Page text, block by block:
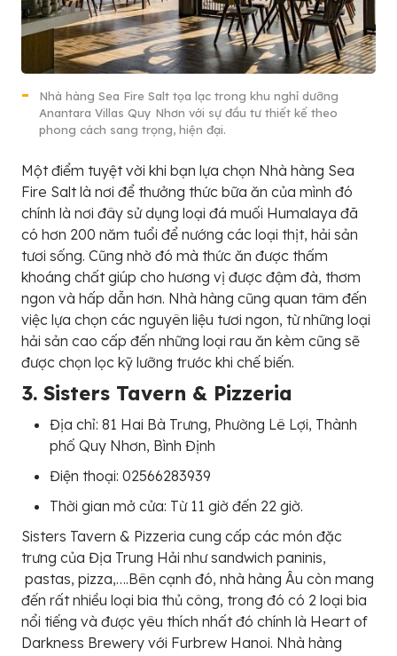
Nhà hàng Sea Fire Salt tọa lạc trong khu nghỉ dưỡng
Anantara Villas Quy Nhơn với sự đầu tư thiết kế theo
phong cách sang trọng, hiện đại.
Một điểm tuyệt vời khi bạn lựa chọn Nhà hàng Sea
Fire Salt là nơi để thưởng thức bữa ăn của mình đó
chính là nơi đây sử dụng loại đá muối Humalaya đã
có hơn 200 năm tuổi để nướng các loại thịt, hải sản
tươi sống. Cũng nhờ đó mà thức ăn được thấm
khoáng chất giúp cho hương vị được đậm đà, thơm
ngon và hấp dẫn hơn. Nhà hàng cũng quan tâm đến
việc lựa chọn các nguyên liệu tươi ngon, từ những loại
hải sản cao cấp đến những loại rau ăn kèm cũng sẽ
được chọn lọc kỹ lưỡng trước khi chế biến.
3. Sisters Tavern & Pizzeria
Địa chỉ: 81 Hai Bà Trưng, Phường Lê Lợi, Thành
phố Quy Nhơn, Bình Định
Điện thoại: 02566283939
Thời gian mở cửa: Từ 11 giờ đến 22 giờ.
Sisters Tavern & Pizzeria cung cấp các món đặc
trưng của Địa Trung Hải như sandwich paninis,
pastas, pizza,….Bên cạnh đó, nhà hàng Âu còn mang
đến rất nhiều loại bia thủ công, trong đó có 2 loại bia
nổi tiếng và được yêu thích nhất đó chính là Heart of
Darkness Brewery với Furbrew Hanoi. Nhà hàng